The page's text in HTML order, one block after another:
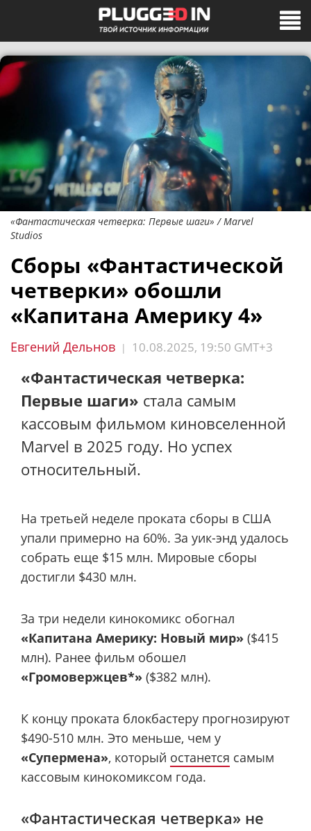
«Фантастическая четверка: Первые шаги» / Marvel
Studios
Сборы «Фантастической
четверки» обошли
«Капитана Америку 4»
Евгений Дельнов | 10.08.2025, 19:50 GMT+3
«Фантастическая четверка:
Первые шаги» стала самым
кассовым фильмом киновселенной
Marvel в 2025 году. Но успех
относительный.
На третьей неделе проката сборы в США
упали примерно на 60%. За уик-энд удалось
собрать еще $15 млн. Мировые сборы
достигли $430 млн.
За три недели кинокомикс обогнал
«Капитана Америку: Новый мир» ($415
млн). Ранее фильм обошел
«Громовержцев*» ($382 млн).
К концу проката блокбастеру прогнозируют
$490-510 млн. Это меньше, чем у
«Супермена», который останется самым
кассовым кинокомиксом года.
«Фантастическая четверка» не